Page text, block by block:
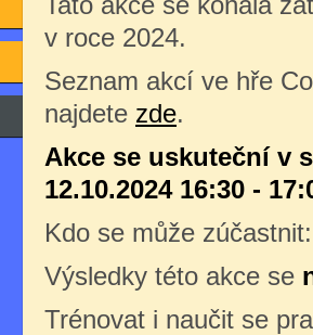
v roce 2024.
Seznam akcí ve hře
najdete zde.
Akce se uskuteční v
12.10.2024 16:30 -
Kdo se může
Výsledky této akce se
Trénovat i naučit se